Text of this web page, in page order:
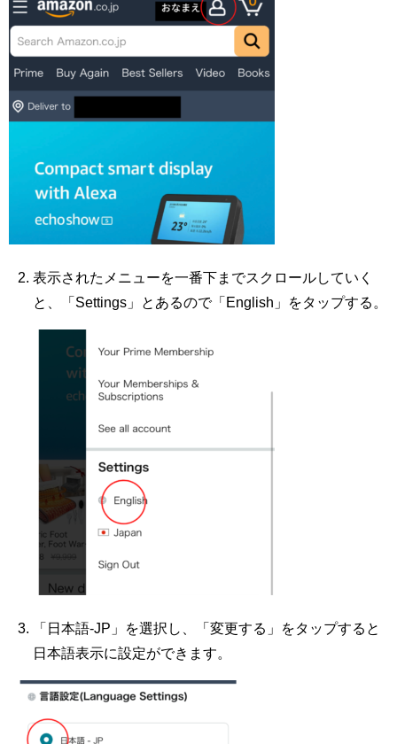
表示されたメニューを一番下までスクロールしていく
と、「Settings」とあるので「English」をタップする。
「日本語-JP」を選択し、「変更する」をタップすると
日本語表示に設定ができます。